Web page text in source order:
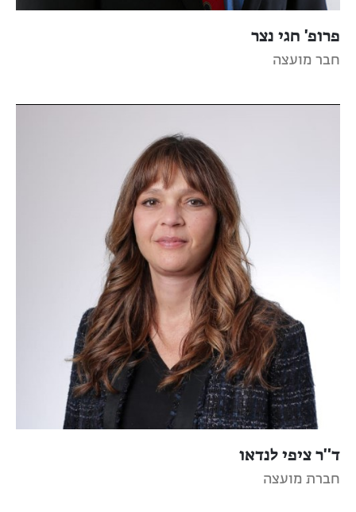
פרופ' חגי נצר
חבר מועצה
ד"ר ציפי לנדאו
חברת מועצה